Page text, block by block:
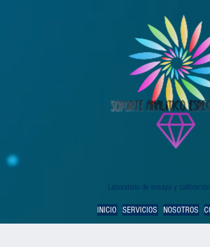
Laboratorio de ensayo y
INICIO SERVICIOS NOSOTROS